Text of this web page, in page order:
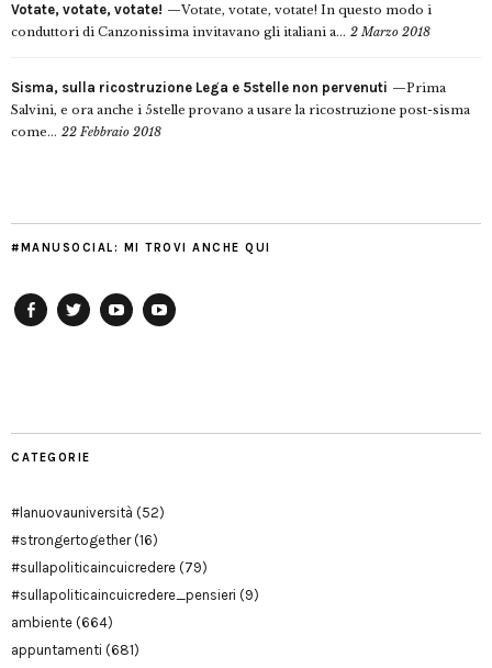
Votate, votate, votate!
Votate, votate, votate! In questo modo i
conduttori di Canzonissima invitavano gli italiani a... 2 Marzo 2018
Sisma, sulla ricostruzione Lega e 5stelle non pervenuti
Prima
Salvini, e ora anche i 5stelle provano a usare la ricostruzione post-sisma
come... 22 Febbraio 2018
#MANUSOCIAL: MI TROVI ANCHE QUI
CATEGORIE
#lanuovauniversità (52)
#strongertogether(16)
#sullapoliticaincuicredere (79)
#sullapoliticaincuicredere_pensieri (9)
ambiente (664)
appuntamenti (681)